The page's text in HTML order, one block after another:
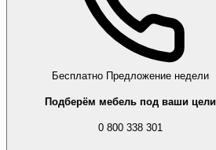
Бесплатно Предложение недели
Подберём мебель под ваши цели
0 800 338 301